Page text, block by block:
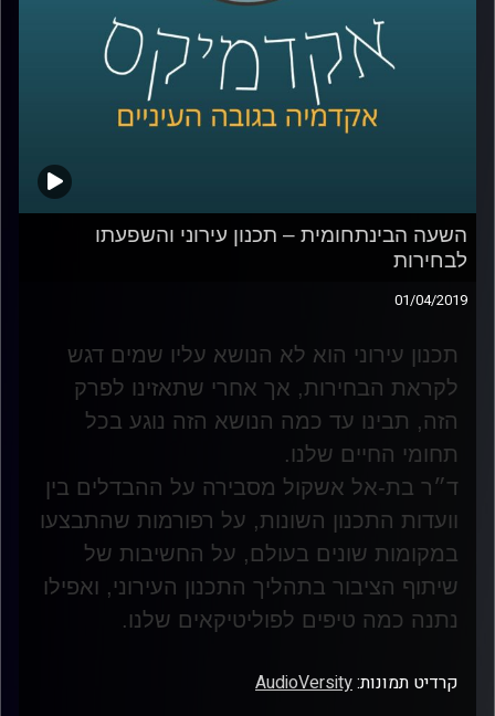
השעה הבינתחומית – תכנון עירוני והשפעתו
לבחירות
01/04/2019
תכנון עירוני הוא לא הנושא עליו שמים דגש
לקראת הבחירות, אך אחרי שתאזינו לפרק
הזה, תבינו עד כמה הנושא הזה נוגע בכל
תחומי החיים שלנו.
ד״ר בת-אל אשקול מסבירה על ההבדלים בין
וועדות התכנון השונות, על רפורמות שהתבצעו
במקומות שונים בעולם, על החשיבות של
שיתוף הציבור בתהליך התכנון העירוני, ואפילו
נתנה כמה טיפים לפוליטיקאים שלנו.
קרדיט תמונות:AudioVersity